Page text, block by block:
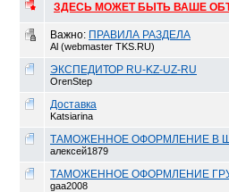
ЗДЕСЬ МОЖЕТ БЫТЬ ВАШЕ
Важно: ПРАВИЛА РАЗДЕЛА
Al (webmaster TKS.RU)
ЭКСПЕДИТОР RU-KZ-UZ-RU
OrenStep
Доставка
Katsiarina
ТАМОЖЕННОЕ ОФОРМЛЕНИЕ В
алексей1879
ТАМОЖЕННОЕ ОФОРМЛЕНИЕ
gaa2008